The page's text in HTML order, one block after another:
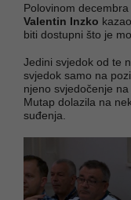
Polovinom
Valentin Inzko
biti dostupni što je
Jedini svjedok od te
svjedok samo na
njeno svjedočenje
Mutap dolazila na
suđenja.